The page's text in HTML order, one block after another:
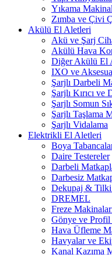
Yıkama
Zımba ve Çivi
Akülü El Aletleri
Akü ve Şarj
Akülü Hava
Diğer Akülü El
IXO ve
Şarjlı Darbeli
Şarjlı Kırıcı ve
Şarjlı Somun
Şarjlı Taşlama
Şarjlı Vidalama
Elektrikli El Aletleri
Boya
Daire Testereler
Darbeli
Darbesiz
Dekupaj &
DREMEL
Freze
Gönye ve Profil
Hava Üfleme
Havyalar ve
Kanal Kazıma